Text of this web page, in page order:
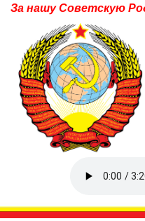
За нашу Советскую